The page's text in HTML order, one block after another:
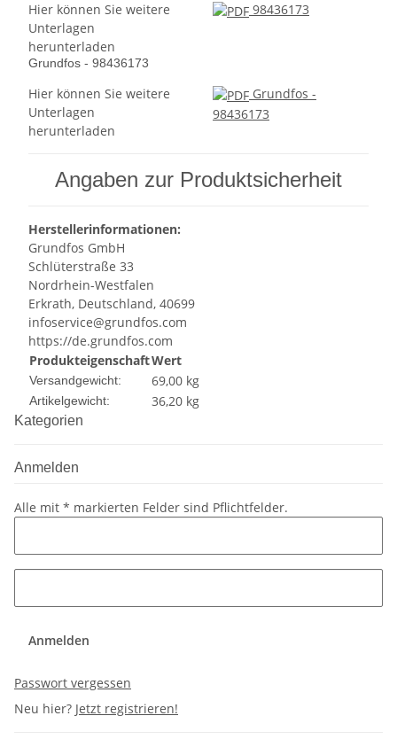
Hier können Sie weitere
Unterlagen
herunterladen
98436173
Grundfos - 98436173
Hier können Sie weitere
Unterlagen
herunterladen
Grundfos -
98436173
Angaben zur Produktsicherheit
Herstellerinformationen:
Grundfos GmbH
Schlüterstraße 33
Nordrhein-Westfalen
Erkrath, Deutschland, 40699
infoservice@grundfos.com
https://de.grundfos.com
ProdukteigenschaftWert
Versandgewicht: 69,00 kg
Artikelgewicht: 36,20 kg
Kategorien
Anmelden
Alle mit * markierten Felder sind Pflichtfelder.
Anmelden
Passwort vergessen
Neu hier? Jetzt registrieren!